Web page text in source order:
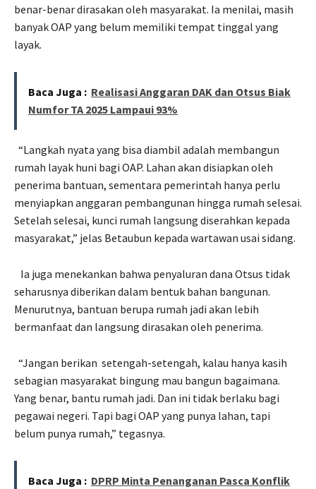
benar-benar dirasakan oleh masyarakat. Ia menilai, masih
banyak OAP yang belum memiliki tempat tinggal yang
layak.
Baca Juga : Realisasi Anggaran DAK dan Otsus Biak
Numfor TA 2025 Lampaui 93%
“Langkah nyata yang bisa diambil adalah membangun
rumah layak huni bagi OAP. Lahan akan disiapkan oleh
penerima bantuan, sementara pemerintah hanya perlu
menyiapkan anggaran pembangunan hingga rumah selesai.
Setelah selesai, kunci rumah langsung diserahkan kepada
masyarakat,” jelas Betaubun kepada wartawan usai sidang.
Ia juga menekankan bahwa penyaluran dana Otsus tidak
seharusnya diberikan dalam bentuk bahan bangunan.
Menurutnya, bantuan berupa rumah jadi akan lebih
bermanfaat dan langsung dirasakan oleh penerima.
“Jangan berikan setengah-setengah, kalau hanya kasih
sebagian masyarakat bingung mau bangun bagaimana.
Yang benar, bantu rumah jadi. Dan ini tidak berlaku bagi
pegawai negeri. Tapi bagi OAP yang punya lahan, tapi
belum punya rumah,” tegasnya.
Baca Juga : DPRP Minta Penanganan Pasca Konflik